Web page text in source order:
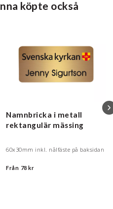
köpte också
Namnbricka i metall
rektangulär mässing
60x30mm inkl. nålfäste på baksidan
Från 78 kr